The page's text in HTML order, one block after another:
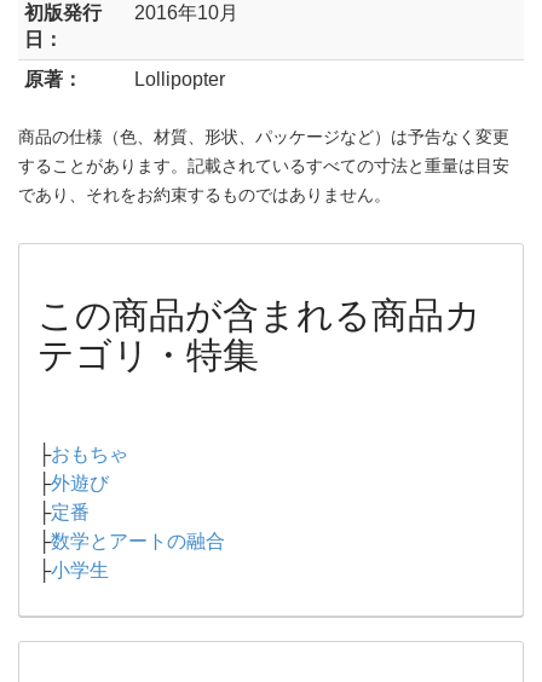
初版発行
日：
2016年10月
原著： Lollipopter
商品の仕様（色、材質、形状、パッケージなど）は予告なく変更
することがあります。記載されているすべての寸法と重量は目安
であり、それをお約束するものではありません。
この商品が含まれる商品カ
テゴリ・特集
├おもちゃ
├外遊び
├定番
├数学とアートの融合
├小学生